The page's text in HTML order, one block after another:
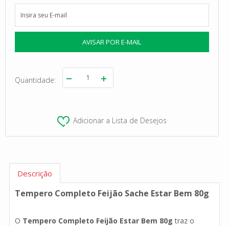
Quantidade
Adicionar a Lista de Desejos
Descrição
Tempero Completo Feijão Sache Estar Bem 80g
O Tempero Completo Feijão Estar Bem 80g traz o